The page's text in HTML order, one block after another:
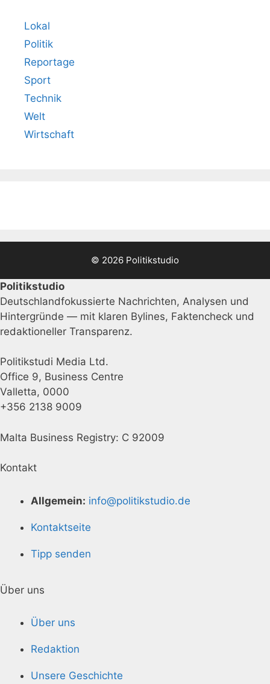
Lokal
Politik
Reportage
Sport
Technik
Welt
Wirtschaft
© 2026 Politikstudio
Politikstudio
Deutschlandfokussierte Nachrichten, Analysen und
Hintergründe — mit klaren Bylines, Faktencheck und
redaktioneller Transparenz.
Politikstudi Media Ltd.
Office 9, Business Centre
Valletta, 0000
+356 2138 9009
Malta Business Registry: C 92009
Kontakt
Allgemein: info@politikstudio.de
Kontaktseite
Tipp senden
Über uns
Über uns
Redaktion
Unsere Geschichte